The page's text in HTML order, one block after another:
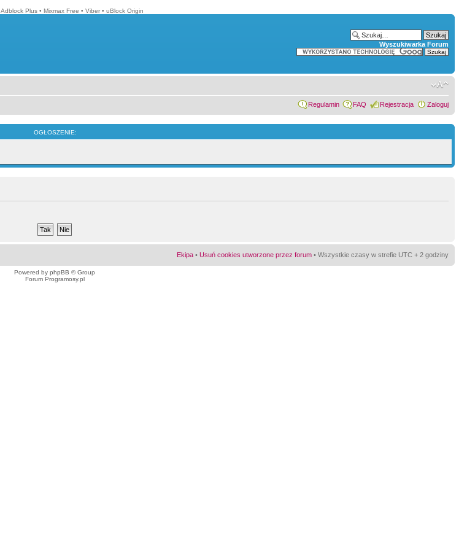
Adblock Plus • Mixmax Free • Viber • uBlock Origin
Wyszukiwarka Forum
Regulamin FAQ Rejestracja Zaloguj
OGŁOSZENIE:
Ekipa • Usuń cookies utworzone przez forum • Wszystkie czasy w strefie UTC + 2 godziny
Powered by phpBB © Group
Forum Programosy.pl